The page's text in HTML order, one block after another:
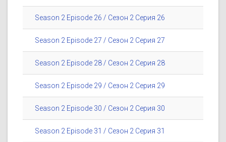
Season 2 Episode 26 / Сезон 2 Серия 26
Season 2 Episode 27 / Сезон 2 Серия 27
Season 2 Episode 28 / Сезон 2 Серия 28
Season 2 Episode 29 / Сезон 2 Серия 29
Season 2 Episode 30 / Сезон 2 Серия 30
Season 2 Episode 31 / Сезон 2 Серия 31